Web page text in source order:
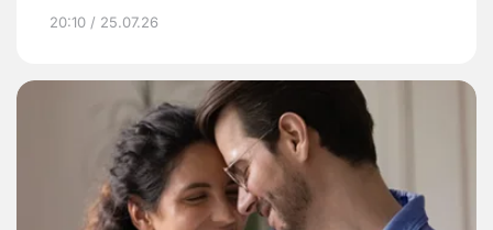
20:10 / 25.07.26